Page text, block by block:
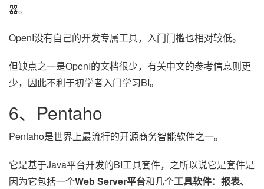
器。
OpenI没有自己的开发专属工具，入门门槛也相对较低。
但缺点之一是OpenI的文档很少，有关中文的参考信息则更
少，因此不利于初学者入门学习BI。
6、Pentaho
Pentaho是世界上最流行的开源商务智能软件之一。
它是基于Java平台开发的BI工具套件，之所以说它是套件是
因为它包括一个Web Server平台和几个工具软件：报表、